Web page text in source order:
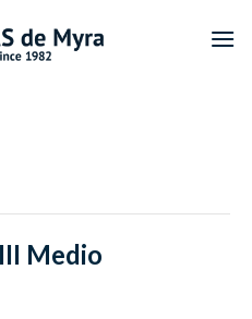
Medio